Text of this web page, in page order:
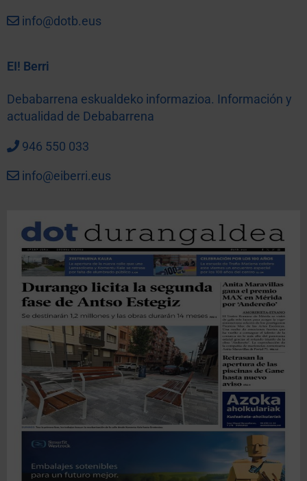
info@dotb.eus
EI! Berri
Debabarrena eskualdeko informazioa. Información y
actualidad de Debabarrena
946 550 033
info@eiberri.eus